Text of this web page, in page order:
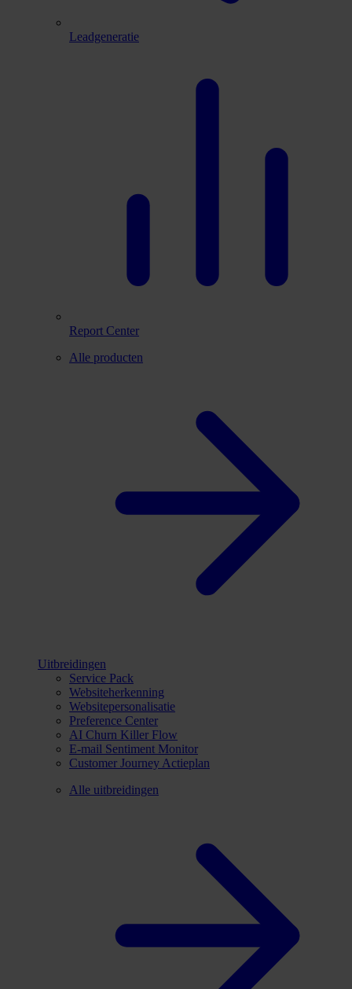
Leadgeneratie
Report Center
Alle producten
Uitbreidingen
Service Pack
Websiteherkenning
Websitepersonalisatie
Preference Center
AI Churn Killer Flow
E-mail Sentiment Monitor
Customer Journey Actieplan
Alle uitbreidingen